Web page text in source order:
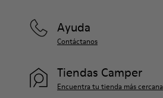
Ayuda
Contáctanos
Tiendas Camper
Encuentra tu tienda más cercana